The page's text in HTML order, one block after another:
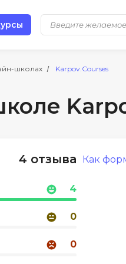
школах Karpov.Courses
4 отзыва
4
0
0
Как
языки